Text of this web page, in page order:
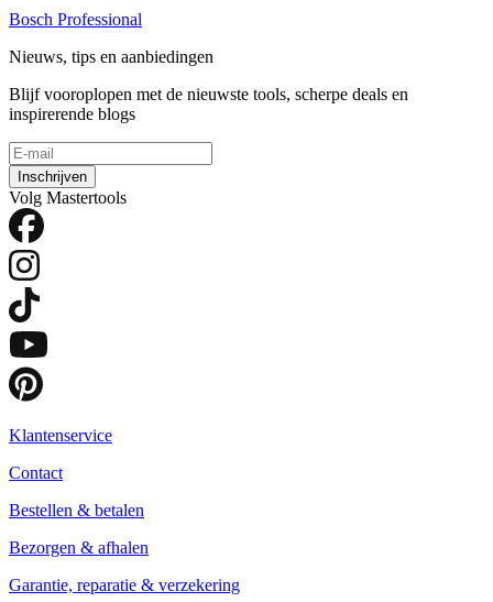
Bosch Professional
Nieuws, tips en aanbiedingen
Blijf vooroplopen met de nieuwste tools, scherpe deals en
inspirerende blogs
Inschrijven
Volg Mastertools
Klantenservice
Contact
Bestellen & betalen
Bezorgen & afhalen
Garantie, reparatie & verzekering